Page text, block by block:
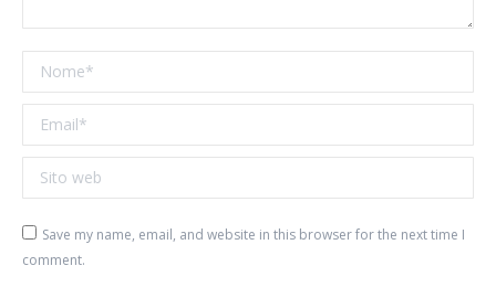
Nome *
Email *
Sito web
Save my name, email, and website in this browser for the next time I
comment.